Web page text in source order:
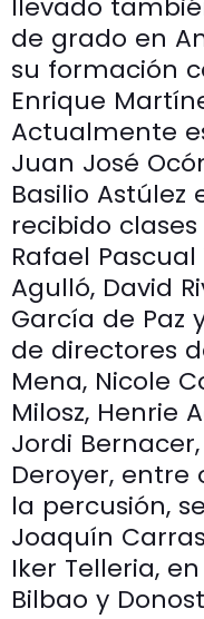
llevado
de grado en
su formación
Enrique
Actualmente
Juan José
Basilio Astúlez
recibido
Rafael
Agulló, David
García de Paz
de directores
Mena, Nicole
Milosz, Henrie
Jordi
Deroyer, entre
la percusión,
Joaquín
Iker Telleria,
Bilbao y